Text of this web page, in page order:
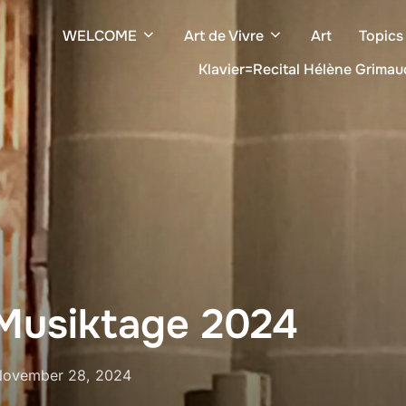
WELCOME Art de Vivre Art Topics
Klavier=Recital Hélène
2024
am
28, 2024